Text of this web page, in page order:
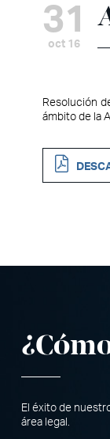
31
oct 16
Resolución
ámbito de la
El éxito de
área legal.